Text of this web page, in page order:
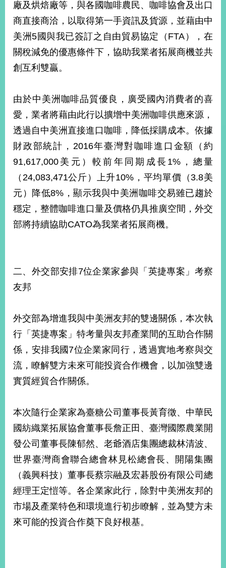
外
交
資
訊
國
地
區
國
際
播
政
府
資
訊
公
民
服
本
部
相
關
網
站
部
長
信
箱
粉
絲
專
頁
LINEInstagram
X平台
(原推特)
APPYouTube
RSS
政
廠及烘焙廠等，與各國咖啡農民、咖啡協會及出口
商直接商洽，以取得第一手資訊及貨源，並藉由中
美洲5國與我已簽訂之自由貿易協定（FTA），在
關稅減免的優惠條件下，協助我業者拓展商機並共
創互利雙贏。
由於中美洲咖啡品質優良，廣受國內消費者的喜
愛，業者將藉由此行以擴增中美洲咖啡供應來源，
透過自中美洲直接進口咖啡，降低採購成本。依據
財政部統計，2016年臺灣對咖啡進口金額（約
91,617,000美元）較前年同期成長1%，總量
（24,083,471公斤）上升10%，平均單價（3.8美
元）降低8%，顯示我與中美洲咖啡交易雖已趨於
穩定，整體咖啡進口量及價格仍具推廣空間，外交
部將持續協助CATO為我業者拓展商機。
二、外交部安排7位企業家參與「英捷專案」考察
友邦
外交部為增進我與中美洲友邦的雙邊關係，本次執
行「英捷專案」特考量與友邦產業間的互助合作關
係，安排我國7位企業家同行，透過實地考察與交
流，瞭解雙方未來可能投資合作機會，以加強雙邊
實質經貿合作關係。
本次隨行企業家為臺糖公司董事長黃育徵、中華民
國紡織業拓展協會董事長詹正田、臺灣國際農業開
發公司董事長陳郁然、老爺酒店集團總裁林清波、
世界臺灣商會聯合總會林見松總會長、開陽集團
（義興科技）董事長蔡宗融及宏碁股份有限公司總
經理王定愷等。各企業家此行，除對中美洲友邦的
市場及產業特色和環境進行初步瞭解，並為雙方未
來可能的投資合作奠下良好根基。